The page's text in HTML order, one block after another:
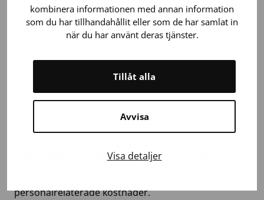
kombinera informationen med annan information
som du har tillhandahållit eller som de har samlat in
när du har använt deras tjänster.
Avvisa
Tillåt alla
Visa detaljer
Övriga 0,5 0,6 9,9 %
Fördelning av kostnader 2025 (%)
personalrelaterade kostnader.